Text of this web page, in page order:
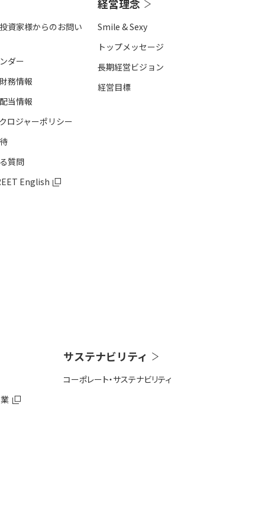
資家様からのお問い
ダー
務情報
当情報
ロジャーポリシー
質問
English
経営理念
Smile & Sexy
トップメッセージ
長期経営ビジョン
経営目標
サステナビリティ
コーポレート・サステナビリティ